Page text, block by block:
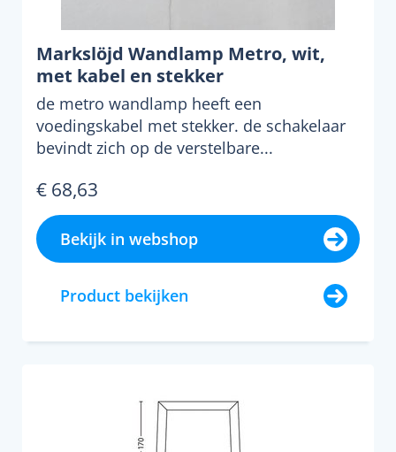
Markslöjd Wandlamp Metro, wit,
met kabel en stekker
de metro wandlamp heeft een
voedingskabel met stekker. de schakelaar
bevindt zich op de verstelbare...
€ 68,63
Bekijk in webshop
Product bekijken